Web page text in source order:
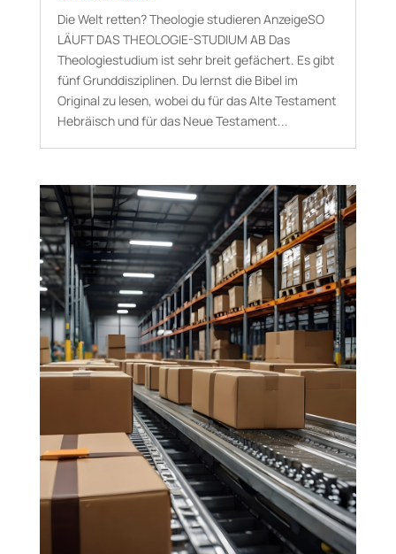
Die Welt retten? Theologie studieren AnzeigeSO
LÄUFT DAS THEOLOGIE-STUDIUM AB Das
Theologiestudium ist sehr breit gefächert. Es gibt
fünf Grunddisziplinen. Du lernst die Bibel im
Original zu lesen, wobei du für das Alte Testament
Hebräisch und für das Neue Testament...